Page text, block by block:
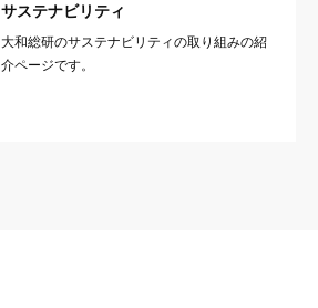
サステナビリティ
大和総研のサステナビリティの取り組みの紹
介ページです。